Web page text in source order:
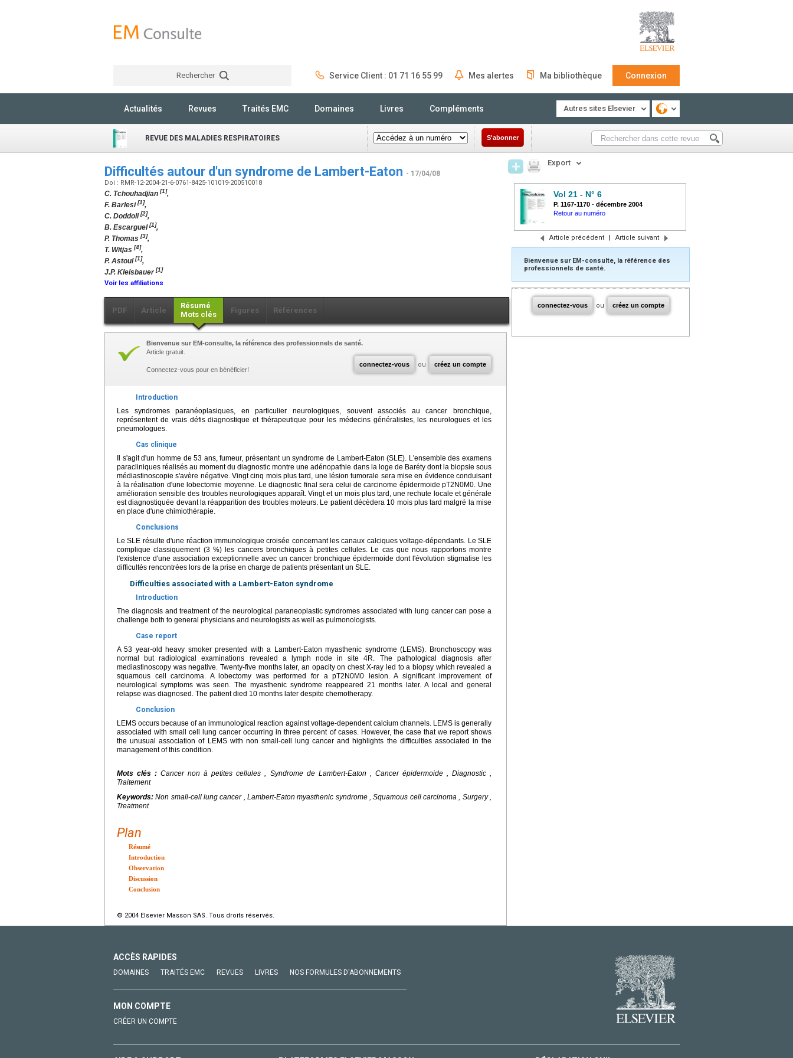
Rechercher Service Client : 01 71 16 55 99 Mes alertes Ma bibliothèque Connexion
Actualités Revues Traités EMC Domaines Livres Compléments Autres sites Elsevier
REVUE DES MALADIES RESPIRATOIRES S'abonner
Difficultés autour d'un syndrome de Lambert-Eaton - 17/04/08
Doi : RMR-12-2004-21-6-0761-8425-101019-200510018
C. Tchouhadjian [1],
F. Barlesi[1],
C. Doddoli[2],
B. Escarguel[1],
P. Thomas [3],
T. Witjas [4],
P. Astoul[1],
J.P. Kleisbauer[1]
Voir les affiliations
PDF Article
Résumé
Mots clés
Figures Références
connectez-vous ou créez un compte
Bienvenue sur EM-consulte, la référence des professionnels de santé.
Article gratuit.
Connectez-vous pour en bénéficier!
Introduction
Les syndromes paranéoplasiques, en particulier neurologiques, souvent associés au cancer bronchique,
représentent de vrais défis diagnostique et thérapeutique pour les médecins généralistes, les neurologues et les
pneumologues.
Cas clinique
Il s'agit d'un homme de 53 ans, fumeur, présentant un syndrome de Lambert-Eaton (SLE). L'ensemble des examens
paracliniques réalisés au moment du diagnostic montre une adénopathie dans la loge de Baréty dont la biopsie sous
médiastinoscopie s'avère négative. Vingt cinq mois plus tard, une lésion tumorale sera mise en évidence conduisant
à la réalisation d'une lobectomie moyenne. Le diagnostic final sera celui de carcinome épidermoide pT2N0M0. Une
amélioration sensible des troubles neurologiques apparaît. Vingt et un mois plus tard, une rechute locale et générale
est diagnostiquée devant la réapparition des troubles moteurs. Le patient décèdera 10 mois plus tard malgré la mise
en place d'une chimiothérapie.
Conclusions
Le SLE résulte d'une réaction immunologique croisée concernant les canaux calciques voltage-dépendants. Le SLE
complique classiquement (3 %) les cancers bronchiques à petites cellules. Le cas que nous rapportons montre
l'existence d'une association exceptionnelle avec un cancer bronchique épidermoide dont l'évolution stigmatise les
difficultés rencontrées lors de la prise en charge de patients présentant un SLE.
Difficulties associated with a Lambert-Eaton syndrome
Introduction
The diagnosis and treatment of the neurological paraneoplastic syndromes associated with lung cancer can pose a
challenge both to general physicians and neurologists as well as pulmonologists.
Case report
A 53 year-old heavy smoker presented with a Lambert-Eaton myasthenic syndrome (LEMS). Bronchoscopy was
normal but radiological examinations revealed a lymph node in site 4R. The pathological diagnosis after
mediastinoscopy was negative. Twenty-five months later, an opacity on chest X-ray led to a biopsy which revealed a
squamous cell carcinoma. A lobectomy was performed for a pT2N0M0 lesion. A significant improvement of
neurological symptoms was seen. The myasthenic syndrome reappeared 21 months later. A local and general
relapse was diagnosed. The patient died 10 months later despite chemotherapy.
Conclusion
LEMS occurs because of an immunological reaction against voltage-dependent calcium channels. LEMS is generally
associated with small cell lung cancer occurring in three percent of cases. However, the case that we report shows
the unusual association of LEMS with non small-cell lung cancer and highlights the difficulties associated in the
management of this condition.
Mots clés :Cancer non à petites cellules , Syndrome de Lambert-Eaton , Cancer épidermoide , Diagnostic ,
Traitement
Keywords:Non small-cell lung cancer , Lambert-Eaton myasthenic syndrome , Squamous cell carcinoma , Surgery ,
Treatment
Plan
Résumé
Introduction
Observation
Discussion
Conclusion
© 2004 Elsevier Masson SAS. Tous droits réservés.
Export
Vol 21 - N° 6
P. 1167-1170 - décembre 2004
Retour au numéro
Article précédent | Article suivant
Bienvenue sur EM-consulte, la référence des
professionnels de santé.
connectez-vous ou créez un compte
ACCÈS RAPIDES
DOMAINES TRAITÉS EMC REVUES LIVRES NOS FORMULES D'ABONNEMENTS
MON COMPTE
CRÉER UN COMPTE